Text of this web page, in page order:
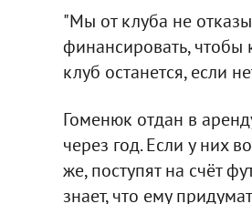
"Мы от клуба не
финансировать, чтобы
клуб останется, если
Гоменюк отдан в
через год. Если у них
же, поступят на счёт
знает, что ему